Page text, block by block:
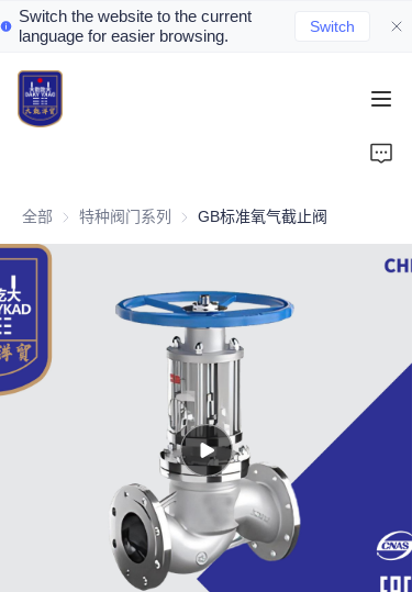
Switch the website to the current
language for easier browsing.
Switch
全部 特种阀门系列 特种阀门系列
GB标准氧气截止阀
Home
Valve Products
Valve News